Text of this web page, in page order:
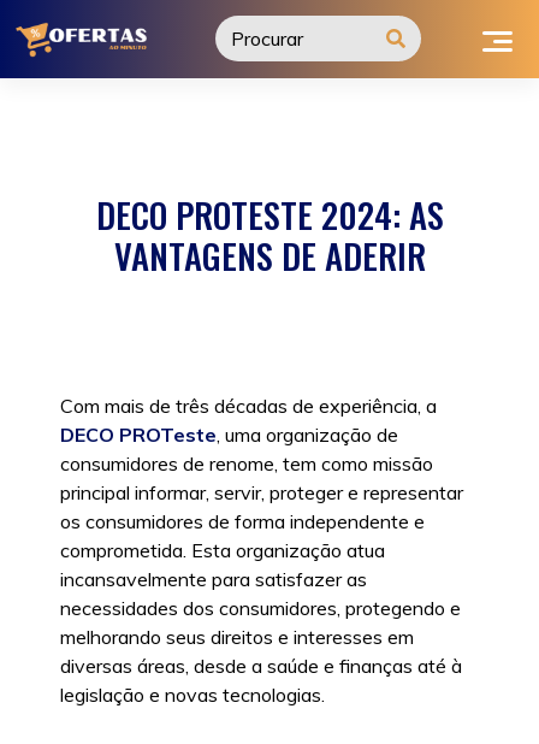
para
DECO PROTESTE 2024: AS
VANTAGENS DE ADERIR
Com mais de três décadas de experiência, a
DECO PROTeste, uma organização de
consumidores de renome, tem como missão
principal informar, servir, proteger e representar
os consumidores de forma independente e
comprometida. Esta organização atua
incansavelmente para satisfazer as
necessidades dos consumidores, protegendo e
melhorando seus direitos e interesses em
diversas áreas, desde a saúde e finanças até à
legislação e novas tecnologias.